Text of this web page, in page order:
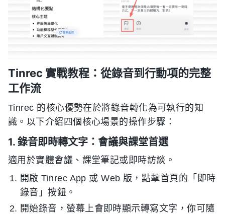
Tinrec 實戰教程：從錄音到行動項的完整
工作流
Tinrec 的核心優勢在於將錄音轉化為可執行的知
識。以下介紹四個核心場景的操作步驟：
1. 錄音即時轉文字：會議與課堂首選
適用於實體會議、課堂筆記或即時訪談。
開啟 Tinrec App 或 Web 版，點擊首頁的「即時
錄音」按鈕。
開始錄音，螢幕上會即時顯示轉寫文字，你可隨